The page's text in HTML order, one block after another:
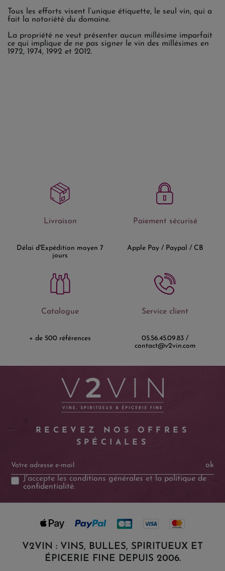
Tous les efforts visent l’unique étiquette, le seul vin, qui a
fait la notoriété du domaine.
La propriété ne veut présenter aucun millésime imparfait
ce qui implique de ne pas signer le vin des millésimes en
1972, 1974, 1992 et 2012.
Livraison
Délai d'Expédition moyen 7
jours
Paiement sécurisé
Apple Pay / Paypal / CB
Catalogue
+ de 500 références
Service client
05.56.45.09.83 /
contact@v2vin.com
RECEVEZ NOS OFFRES
SPÉCIALES
ok
J'accepte lesconditions générales et la politique de
confidentialité.
V2VIN : VINS, BULLES, SPIRITUEUX ET
ÉPICERIE FINE DEPUIS 2006.